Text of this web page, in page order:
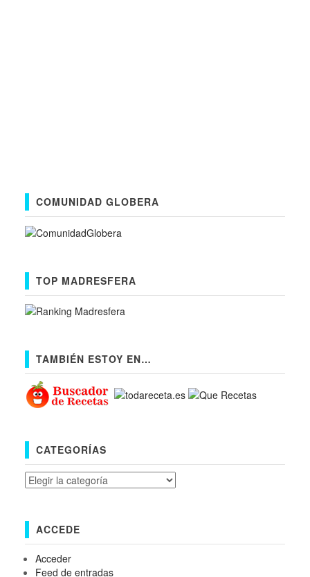
COMUNIDAD GLOBERA
TOP MADRESFERA
TAMBIÉN ESTOY EN…
CATEGORÍAS
Categorías
ACCEDE
Acceder
Feed de entradas